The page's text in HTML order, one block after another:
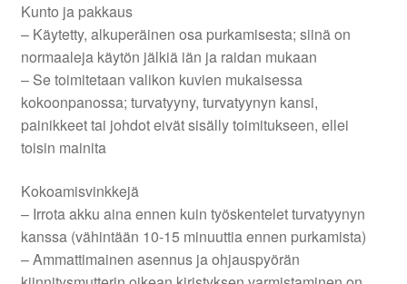
Kunto ja pakkaus
– Käytetty, alkuperäinen osa purkamisesta; siinä on
normaaleja käytön jälkiä iän ja raidan mukaan
– Se toimitetaan valikon kuvien mukaisessa
kokoonpanossa; turvatyyny, turvatyynyn kansi,
painikkeet tai johdot eivät sisälly toimitukseen, ellei
toisin mainita
Kokoamisvinkkejä
– Irrota akku aina ennen kuin työskentelet turvatyynyn
kanssa (vähintään 10-15 minuuttia ennen purkamista)
– Ammattimainen asennus ja ohjauspyörän